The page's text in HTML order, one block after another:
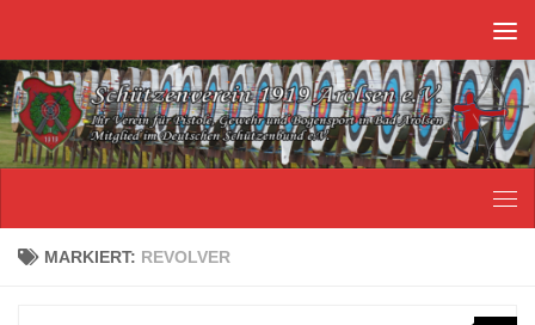
MARKIERT: REVOLVER